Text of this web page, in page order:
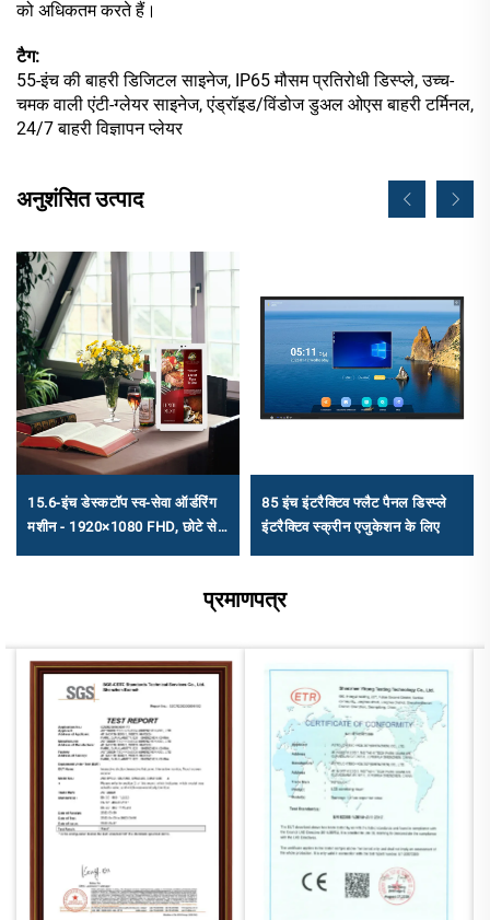
को अधिकतम करते हैं।
टैग:
55-इंच की बाहरी डिजिटल साइनेज, IP65 मौसम प्रतिरोधी डिस्प्ले, उच्च-
चमक वाली एंटी-ग्लेयर साइनेज, एंड्रॉइड/विंडोज डुअल ओएस बाहरी टर्मिनल,
24/7 बाहरी विज्ञापन प्लेयर
अनुशंसित उत्पाद
15.6-इंच डेस्कटॉप स्व-सेवा ऑर्डरिंग
मशीन - 1920×1080 FHD, छोटे से
85 इंच इंटरैक्टिव फ्लैट पैनल डिस्प्ले
इंटरैक्टिव स्क्रीन एजुकेशन के लिए
प्रमाणपत्र